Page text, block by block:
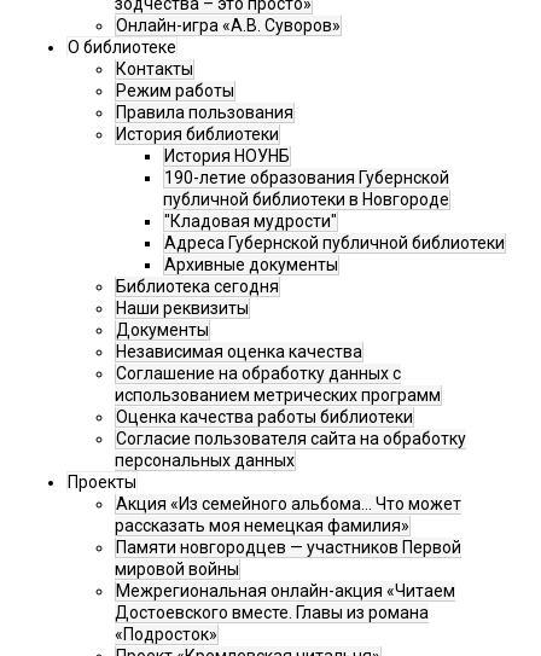
зодчества – это просто»
Онлайн-игра «А.В. Суворов»
О библиотеке
Контакты
Режим работы
Правила пользования
История библиотеки
История НОУНБ
190-летие образования Губернской
публичной библиотеки в Новгороде
"Кладовая мудрости"
Адреса Губернской публичной библиотеки
Архивные документы
Библиотека сегодня
Наши реквизиты
Документы
Независимая оценка качества
Соглашение на обработку данных с
использованием метрических программ
Оценка качества работы библиотеки
Согласие пользователя сайта на обработку
персональных данных
Проекты
Акция «Из семейного альбома... Что может
рассказать моя немецкая фамилия»
Памяти новгородцев — участников Первой
мировой войны
Межрегиональная онлайн-акция «Читаем
Достоевского вместе. Главы из романа
«Подросток»